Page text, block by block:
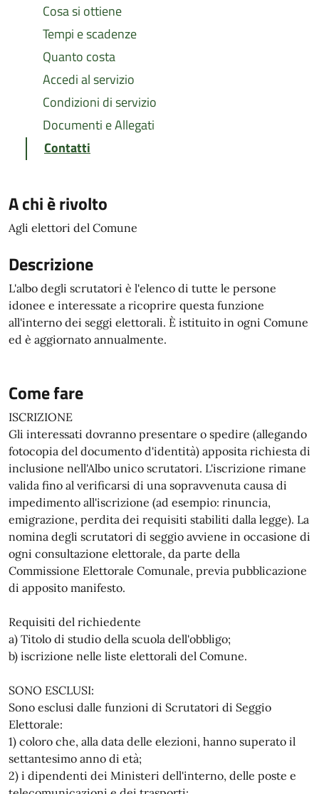
Cosa si ottiene
Tempi e scadenze
Quanto costa
Accedi al servizio
Condizioni di servizio
Documenti e Allegati
Contatti
A chi è rivolto
Agli elettori del Comune
Descrizione
L'albo degli scrutatori è l'elenco di tutte le persone
idonee e interessate a ricoprire questa funzione
all'interno dei seggi elettorali. È istituito in ogni Comune
ed è aggiornato annualmente.
Come fare
ISCRIZIONE
Gli interessati dovranno presentare o spedire (allegando
fotocopia del documento d'identità) apposita richiesta di
inclusione nell'Albo unico scrutatori. L'iscrizione rimane
valida fino al verificarsi di una sopravvenuta causa di
impedimento all'iscrizione (ad esempio: rinuncia,
emigrazione, perdita dei requisiti stabiliti dalla legge). La
nomina degli scrutatori di seggio avviene in occasione di
ogni consultazione elettorale, da parte della
Commissione Elettorale Comunale, previa pubblicazione
di apposito manifesto.
Requisiti del richiedente
a) Titolo di studio della scuola dell'obbligo;
b) iscrizione nelle liste elettorali del Comune.
SONO ESCLUSI:
Sono esclusi dalle funzioni di Scrutatori di Seggio
Elettorale:
1) coloro che, alla data delle elezioni, hanno superato il
settantesimo anno di età;
2) i dipendenti dei Ministeri dell'interno, delle poste e